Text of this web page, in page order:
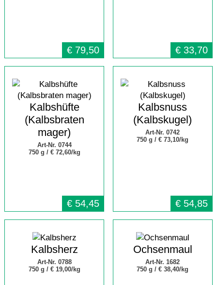
€ 79,50 € 33,70
Kalbshüfte
(Kalbsbraten
mager)
Art-Nr. 0744
750 g / € 72,60/kg
€ 54,45
Kalbsnuss
(Kalbskugel)
Art-Nr. 0742
750 g /€ 73,10/kg
€ 54,85
Kalbsherz
Art-Nr. 0788
750 g / € 19,00/kg
Ochsenmaul
Art-Nr. 1682
750 g /€ 38,40/kg